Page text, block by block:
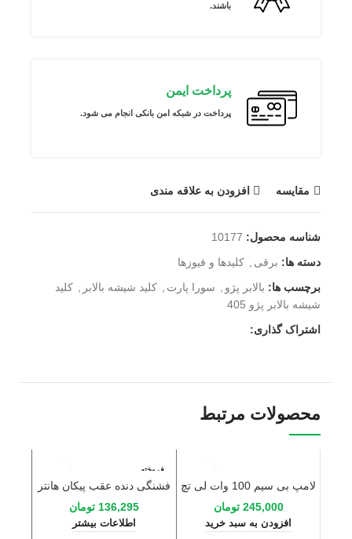
باشند.
پرداخت ایمن
پرداخت در شبکه امن بانکی انجام می شود.
مقايسه افزودن به علاقه مندی
شناسه محصول: 10177
دسته ها: برقی
کلیدها و فیوزها
برچسب ها: بالابر پژو سورا پارت کلید شیشه بالابر
کلید
شیشه بالابر پژو 405
اشتراک گذاری:
محصولات مرتبط
لامپ بی سیم 100 وات لی تچ
245,000 تومان
افزودن به سبد خرید
فروخته
شده
فشنگی دنده عقب پیکان هانتر
136,295 تومان
اطلاعات بیشتر